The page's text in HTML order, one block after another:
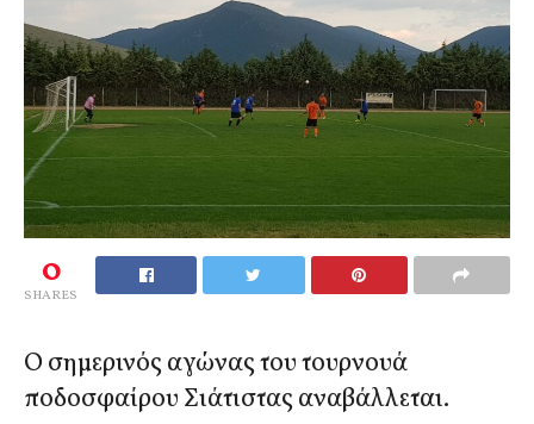
0
SHARES
Ο σημερινός αγώνας του τουρνουά
ποδοσφαίρου Σιάτιστας αναβάλλεται.